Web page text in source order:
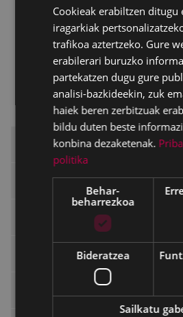
programa
Hiri-Antolamendurako
berrikusteko oinarri
eta helburuak
Ingurumen-azterketa
estrategikoarenirismen-
Eibarko Udala
Alkatea
Aginte-organoak
Udal Araudia
Araudia tramitatze bidean
Cookieak erabiltzen ditugu
iragarkiak
trafikoa aztertzeko. Gure
erabilerari buruzko
partekatzen dugu gure
analisi-bazkideekin, zuk
haiek beren zerbitzuak
bildu duten beste
konbina dezaketenak.
politika
Behar-
beharrezkoa
Bideratzea
Sailkatu